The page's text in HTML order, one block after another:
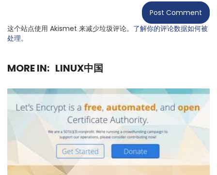
这个站点使用 Akismet 来减少垃圾评论。 了解你的评论数据如何被
处理。
MORE IN: LINUX中国